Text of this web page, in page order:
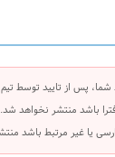
پس از تایید توسط
باشد منتشر نخواهد شد.
یا غیر مرتبط باشد